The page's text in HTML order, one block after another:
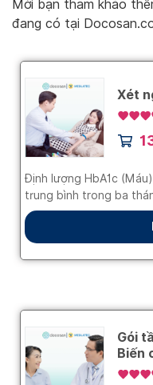
Mời bạn tham khảo
đang có tại